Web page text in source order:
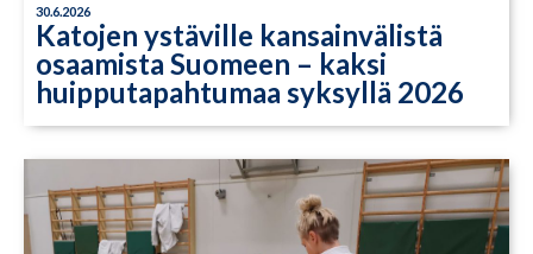
30.6.2026
Katojen ystäville kansainvälistä
osaamista Suomeen – kaksi
huipputapahtumaa syksyllä 2026